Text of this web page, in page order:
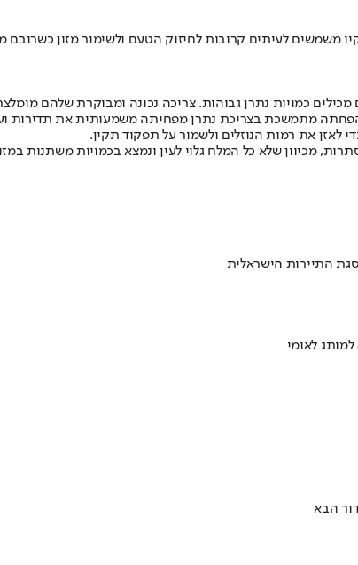
משמשים לעיתים קרובות לחיזוק הטעם ולשימור מזון
כמויות נתרן גבוהות. צריכה נכונה ומבוקרת שלהם
הפחתה מתמשכת בצריכת נתרן מפחיתה משמעותית את תדירות
לאזן את רמות הנוזלים ולשמור על תפקוד תקין.
מכיוון שלא כל המלח גלוי לעין ונמצא בכמויות משתנות
התיירות הישראלית
הבא